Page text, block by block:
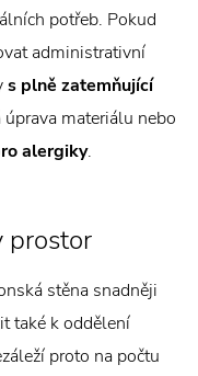
potřeb. Pokud
administrativní
s plně zatemňující
materiálu nebo
alergiky.
prostor
stěna snadněji
také k oddělení
proto na počtu